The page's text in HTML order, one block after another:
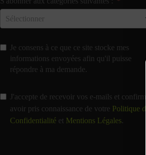
Je consens à ce que ce site stocke mes
informations envoyées afin qu'il puisse
répondre à ma demande.
J'accepte de recevoir vos e-mails et confirme
avoir pris connaissance de votre Politique de
Confidentialité et Mentions Légales